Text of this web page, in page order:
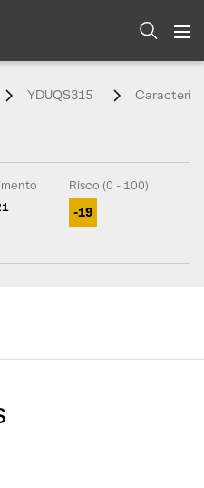
YDUQS315
Risco (0 - 100)
-19